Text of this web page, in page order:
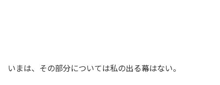
いまは、その部分については私の出る幕はない。